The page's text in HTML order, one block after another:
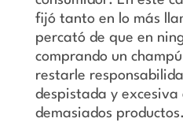
fijó tanto en lo más
percató de que en
comprando un
restarle
despistada y excesiva
demasiados